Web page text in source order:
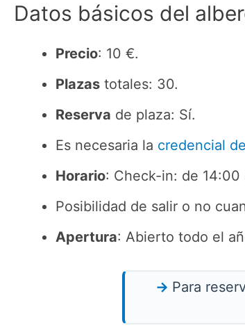
Datos básicos del
Precio: 10 €.
Plazas totales: 30.
Reserva de plaza: Sí.
Es necesaria la credencial
Horario: Check-in: de
Posibilidad de salir o no
Apertura: Abierto todo el
Para